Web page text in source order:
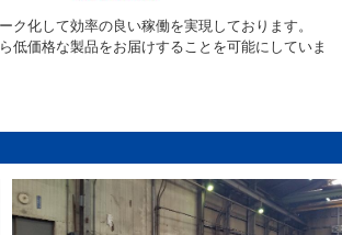
化して効率の良い稼働を実現しております。
低価格な製品をお届けすることを可能にしていま